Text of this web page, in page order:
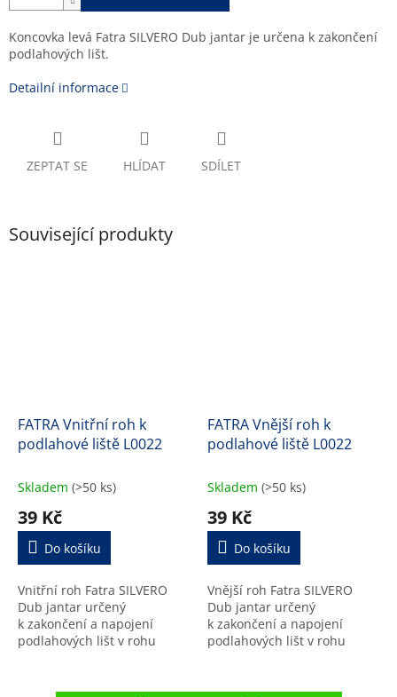
Koncovka levá Fatra SILVERO Dub jantar je určena k zakončení
podlahových lišt.
Detailní informace
ZEPTAT SE HLÍDAT SDÍLET
Související produkty
FATRA Vnitřní roh k
podlahové liště L0022
Skladem (>50 ks)
39 Kč
Do košíku
Vnitřní roh Fatra SILVERO
Dub jantar určený
k zakončení a napojení
podlahových lišt v rohu
FATRA Vnější roh k
podlahové liště L0022
Skladem (>50 ks)
39 Kč
Do košíku
Vnější roh Fatra SILVERO
Dub jantar určený
k zakončení a napojení
podlahových lišt v rohu